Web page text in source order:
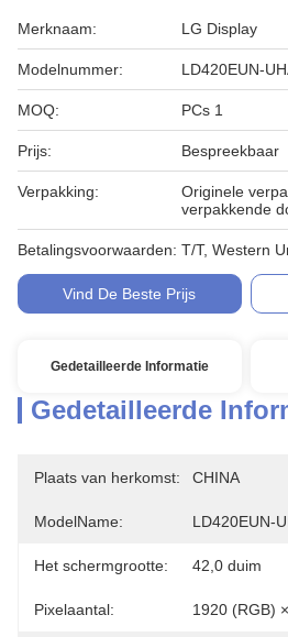
Merknaam: LG Display
Modelnummer: LD420EUN-
MOQ: PCs 1
Prijs: Bespreekbaar
Verpakking:
Originele
verpakkende
Betalingsvoorwaarden: T/T, Western
Vind De Beste Prijs
Gedetailleerde Informatie
Gedetailleerde
Plaats van herkomst: CHINA
ModelName: LD420EUN-
Het schermgrootte: 42,0 duim
Pixelaantal: 1920 (RGB)